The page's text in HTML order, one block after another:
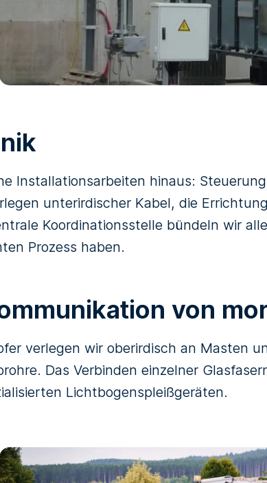
Installationsarbeiten hinaus:
unterirdischer Kabel, die
Koordinationsstelle bündeln wir
Prozess haben.
von
verlegen wir oberirdisch an Masten
Das Verbinden einzelner
Lichtbogenspleißgeräten.